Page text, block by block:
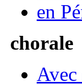
en
chorale
Avec